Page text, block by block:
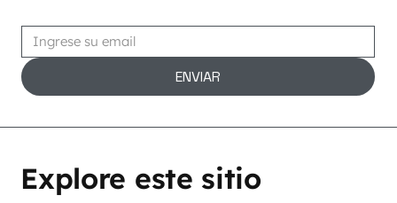
ENVIAR
Explore este sitio